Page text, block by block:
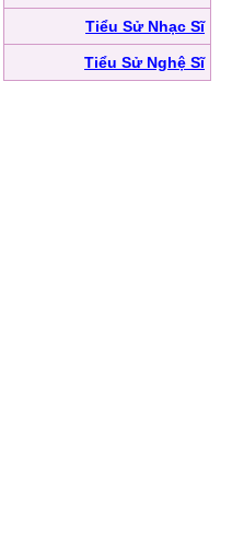
Tiểu Sử Nhạc Sĩ
Tiểu Sử Nghệ Sĩ